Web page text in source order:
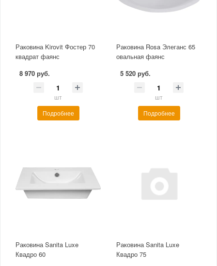
Раковина Kirovit Фостер 70
квадрат фаянс
8 970 руб.
шт
Подробнее
Раковина Rosa Элеганс 65
овальная фаянс
5 520 руб.
шт
Подробнее
Раковина Sanita Luxe
Квадро 60
Раковина Sanita Luxe
Квадро 75